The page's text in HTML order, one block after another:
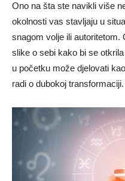
Ono na šta ste navikli više
okolnosti vas stavljaju u
snagom volje ili
slike o sebi kako bi se
u početku može djelovati
radi o dubokoj transformaciji.